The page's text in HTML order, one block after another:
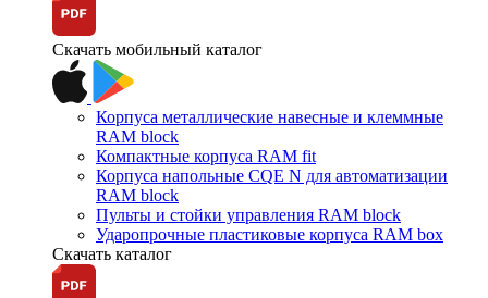
Скачать мобильный каталог
Корпуса металлические навесные и клеммные
RAM block
Компактные корпуса RAM fit
Корпуса напольные CQE N для автоматизации
RAM block
Пульты и стойки управления RAM block
Ударопрочные пластиковые корпуса RAM box
Скачать каталог